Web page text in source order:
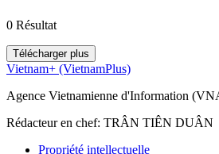
0 Résultat
Télécharger plus
Vietnam+ (VietnamPlus)
Agence Vietnamienne d'Information
Rédacteur en chef: TRÂN TIÊN DUÂN
Propriété intellectuelle